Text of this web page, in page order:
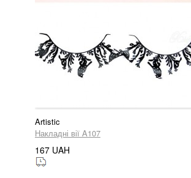
Artistic
Накладні вії A107
167 UAH